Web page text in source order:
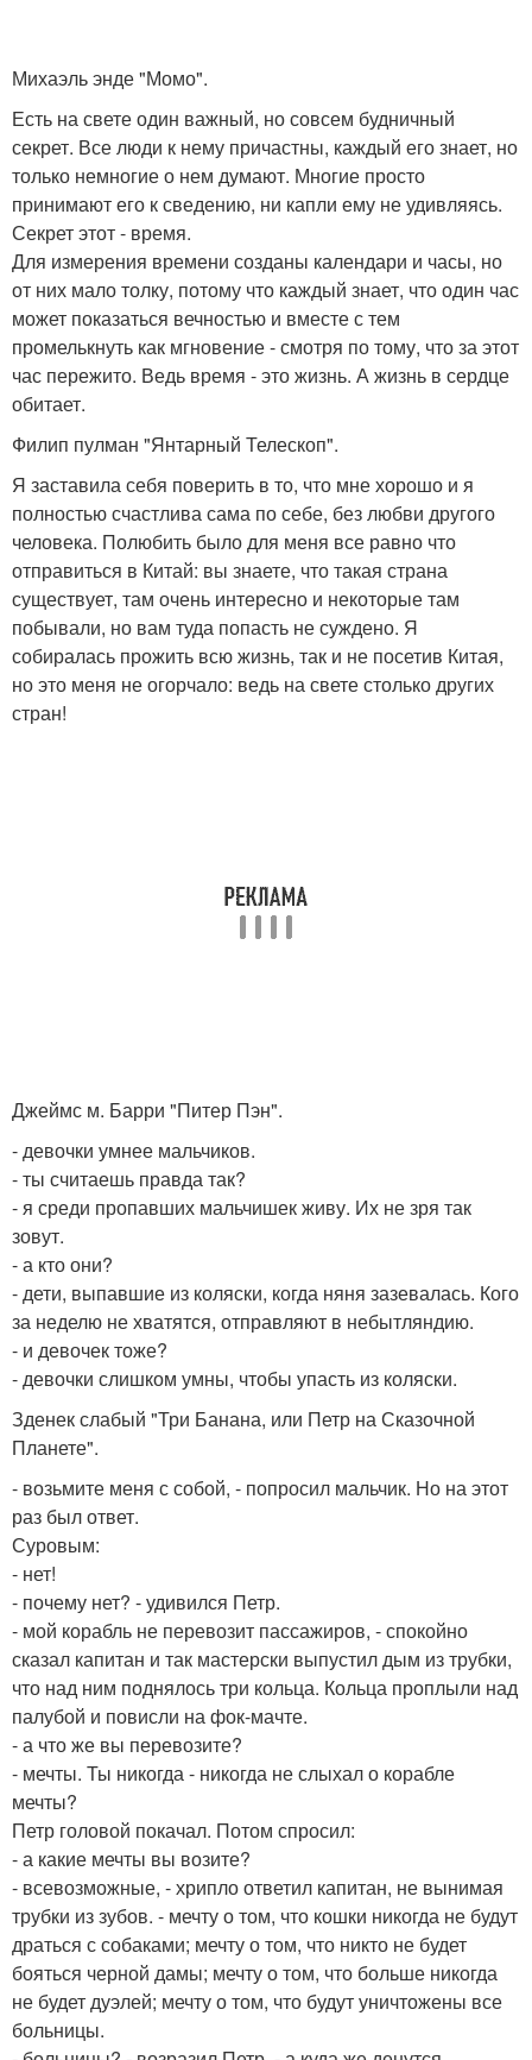
Михаэль энде "Момо".
Есть на свете один важный, но совсем будничный
секрет. Все люди к нему причастны, каждый его знает, но
только немногие о нем думают. Многие просто
принимают его к сведению, ни капли ему не удивляясь.
Секрет этот - время.
Для измерения времени созданы календари и часы, но
от них мало толку, потому что каждый знает, что один час
может показаться вечностью и вместе с тем
промелькнуть как мгновение - смотря по тому, что за этот
час пережито. Ведь время - это жизнь. А жизнь в сердце
обитает.
Филип пулман "Янтарный Телескоп".
Я заставила себя поверить в то, что мне хорошо и я
полностью счастлива сама по себе, без любви другого
человека. Полюбить было для меня все равно что
отправиться в Китай: вы знаете, что такая страна
существует, там очень интересно и некоторые там
побывали, но вам туда попасть не суждено. Я
собиралась прожить всю жизнь, так и не посетив Китая,
но это меня не огорчало: ведь на свете столько других
стран!
Джеймс м. Барри "Питер Пэн".
- девочки умнее мальчиков.
- ты считаешь правда так?
- я среди пропавших мальчишек живу. Их не зря так
зовут.
- а кто они?
- дети, выпавшие из коляски, когда няня зазевалась. Кого
за неделю не хватятся, отправляют в небытляндию.
- и девочек тоже?
- девочки слишком умны, чтобы упасть из коляски.
Зденек слабый "Три Банана, или Петр на Сказочной
Планете".
- возьмите меня с собой, - попросил мальчик. Но на этот
раз был ответ.
Суровым:
- нет!
- почему нет? - удивился Петр.
- мой корабль не перевозит пассажиров, - спокойно
сказал капитан и так мастерски выпустил дым из трубки,
что над ним поднялось три кольца. Кольца проплыли над
палубой и повисли на фок-мачте.
- а что же вы перевозите?
- мечты. Ты никогда - никогда не слыхал о корабле
мечты?
Петр головой покачал. Потом спросил:
- а какие мечты вы возите?
- всевозможные, - хрипло ответил капитан, не вынимая
трубки из зубов. - мечту о том, что кошки никогда не будут
драться с собаками; мечту о том, что никто не будет
бояться черной дамы; мечту о том, что больше никогда
не будет дуэлей; мечту о том, что будут уничтожены все
больницы.